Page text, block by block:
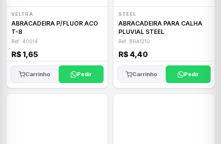
VELTRA
ABRACADEIRA P/FLUOR ACO
T-8
Ref: 40014
R$ 1,65
Carrinho Pedir
STEEL
ABRACADEIRA PARA CALHA
PLUVIAL STEEL
Ref: BRA1210
R$ 4,40
Carrinho Pedir